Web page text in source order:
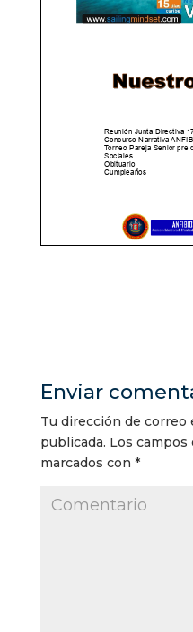
Enviar
Tu dirección de correo
publicada. Los
marcados con *